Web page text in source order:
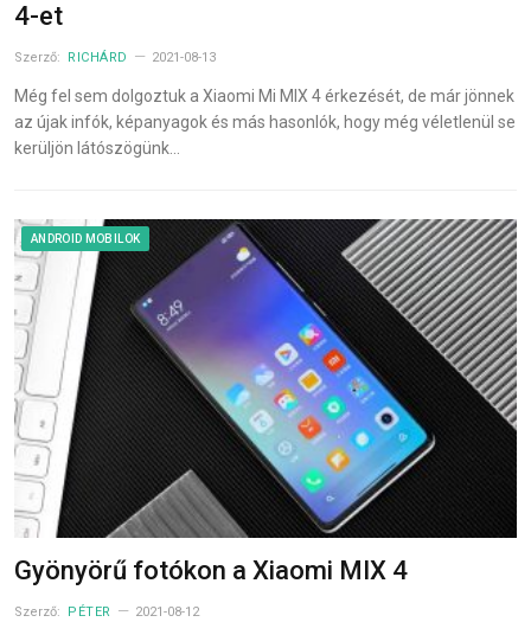
4-et
Szerző: RICHÁRD 2021-08-13
Még fel sem dolgoztuk a Xiaomi Mi MIX 4 érkezését, de már jönnek
az újak infók, képanyagok és más hasonlók, hogy még véletlenül se
kerüljön látószögünk…
ANDROID MOBILOK
Gyönyörű fotókon a Xiaomi MIX 4
Szerző: PÉTER 2021-08-12